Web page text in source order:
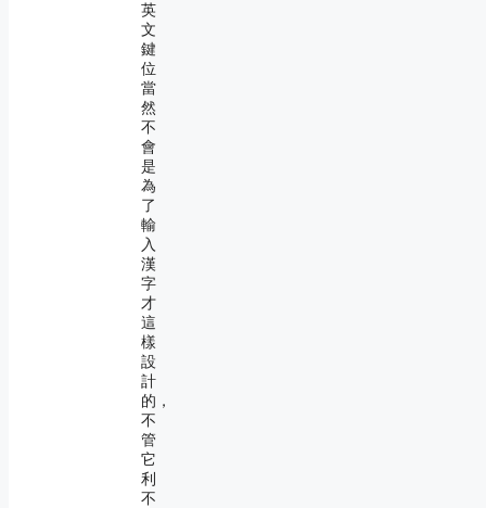
英
文
鍵
位
當
然
不
會
是
為
了
輸
入
漢
字
才
這
樣
設
計
的，
不
管
它
利
不